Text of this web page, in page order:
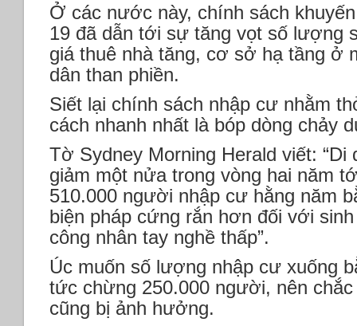
Ở các nước này, chính sách
19 đã dẫn tới sự tăng vọt số lượng
giá thuê nhà tăng, cơ sở hạ tầng ở
dân than phiền.
Siết lại chính sách nhập cư nhằm
cách nhanh nhất là bóp dòng chảy
Tờ Sydney Morning Herald viết: “Di
giảm một nửa trong vòng hai năm
510.000 người nhập cư hằng năm
biện pháp cứng rắn hơn đối với
công nhân tay nghề thấp”.
Úc muốn số lượng nhập cư xuống
tức chừng 250.000 người, nên
cũng bị ảnh hưởng.